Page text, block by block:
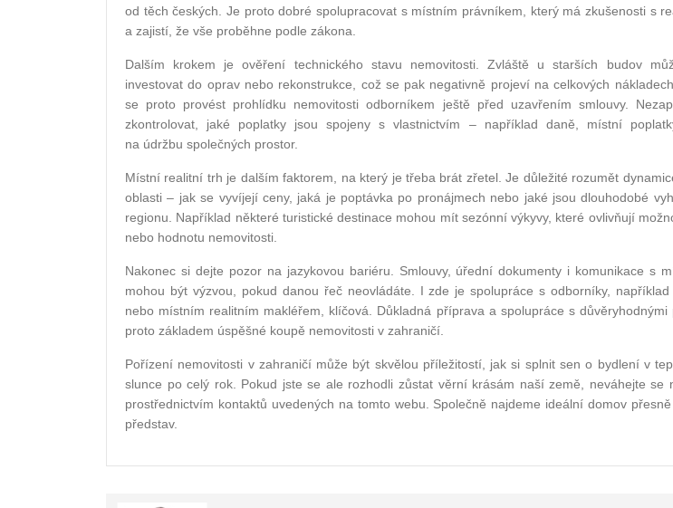
od těch českých. Je proto dobré spolupracovat s místním právníkem, který má zkušenosti s
a zajistí, že vše proběhne podle zákona.
Dalším krokem je ověření technického stavu nemovitosti. Zvláště u starších budov
investovat do oprav nebo rekonstrukce, což se pak negativně projeví na celkových
se proto provést prohlídku nemovitosti odborníkem ještě před uzavřením smlouvy.
zkontrolovat, jaké poplatky jsou spojeny s vlastnictvím – například daně, místní
na údržbu společných prostor.
Místní realitní trh je dalším faktorem, na který je třeba brát zřetel. Je důležité rozumět
oblasti – jak se vyvíjejí ceny, jaká je poptávka po pronájmech nebo jaké jsou dlouhodobé
regionu. Například některé turistické destinace mohou mít sezónní výkyvy, které ovlivňují
nebo hodnotu nemovitosti.
Nakonec si dejte pozor na jazykovou bariéru. Smlouvy, úřední dokumenty i komunikace s
mohou být výzvou, pokud danou řeč neovládáte. I zde je spolupráce s odborníky, například
nebo místním realitním makléřem, klíčová. Důkladná příprava a spolupráce s důvěryhodnými
proto základem úspěšné koupě nemovitosti v zahraničí.
Pořízení nemovitosti v zahraničí může být skvělou příležitostí, jak si splnit sen o bydlení v
slunce po celý rok. Pokud jste se ale rozhodli zůstat věrní krásám naší země, neváhejte se
prostřednictvím kontaktů uvedených na tomto webu. Společně najdeme ideální domov
představ.